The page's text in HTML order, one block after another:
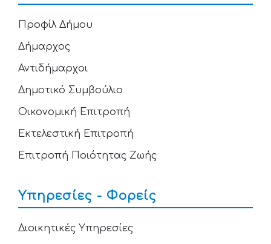
Προφίλ Δήμου
Δήμαρχος
Αντιδήμαρχοι
Δημοτικό Συμβούλιο
Οικονομική Επιτροπή
Εκτελεστική Επιτροπή
Επιτροπή Ποιότητας Ζωής
Υπηρεσίες - Φορείς
Διοικητικές Υπηρεσίες